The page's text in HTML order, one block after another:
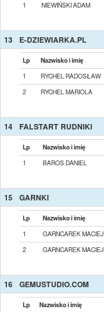
1
NIEWIŃSKI ADAM
13 E-DZIEWIARKA.PL
Lp Nazwisko i imię
1
RYCHEL RADOSŁAW
2
RYCHEL MARIOLA
14 FALSTART RUDNIKI
Lp Nazwisko i imię
1
BAROS DANIEL
15 GARNKI
Lp Nazwisko i imię
1
GARNCAREK MACIEJ
2
GARNCAREK MACIEJ
16 GEMUSTUDIO.COM
Lp Nazwisko i imię